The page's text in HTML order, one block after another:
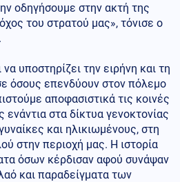
οδηγήσουμε στην ακτή της
του στρατού μας», τόνισε ο
υποστηρίζει την ειρήνη και τη
όσους επενδύουν στον πόλεμο
αποφασιστικά τις κοινές
στα δίκτυα γενοκτονίας
και ηλικιωμένους, στη
στην περιοχή μας. Η ιστορία
όσων κέρδισαν αφού συνάψαν
και παραδείγματα των